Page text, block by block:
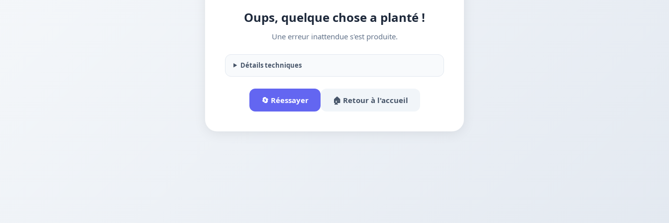
Oups, quelque chose a planté !
Une erreur inattendue s'est produite.
Détails techniques
🔄 Réessayer 🏠 Retour à l'accueil